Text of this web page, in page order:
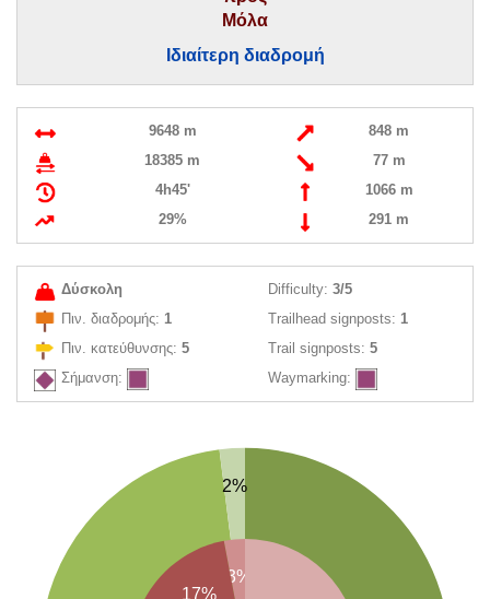
Μόλα
Ιδιαίτερη διαδρομή
9648 m
848 m
18385 m
77 m
4h45'
1066 m
29%
291 m
Δύσκολη Difficulty: 3/5
Πιν. διαδρομής: 1 Trailhead signposts: 1
Πιν. κατεύθυνσης: 5 Trail signposts: 5
Σήμανση:
Waymarking:
2%
3%
17%